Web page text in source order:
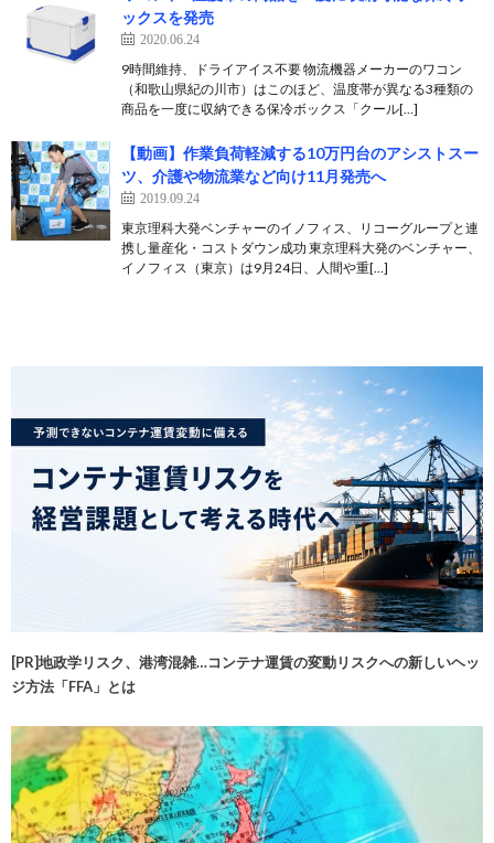
ックスを発売
2020.06.24
9時間維持、ドライアイス不要 物流機器メーカーのワコン
（和歌山県紀の川市）はこのほど、温度帯が異なる3種類の
商品を一度に収納できる保冷ボックス「クール[…]
【動画】作業負荷軽減する10万円台のアシストスー
ツ、介護や物流業など向け11月発売へ
2019.09.24
東京理科大発ベンチャーのイノフィス、リコーグループと連
携し量産化・コストダウン成功 東京理科大発のベンチャー、
イノフィス（東京）は9月24日、人間や重[…]
[PR]地政学リスク、港湾混雑…コンテナ運賃の変動リスクへの新しいヘッ
ジ方法「FFA」とは